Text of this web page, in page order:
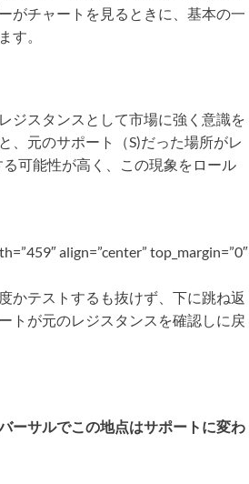
がチャートを見るときに、基本の一
す。
ジスタンスとして市場に強く意識を
、元のサポート（S)だった場所がレ
可能性が高く、この現象をロール
align=”center” top_margin=”0″
かテストするも抜けず、下に跳ね返
トが元のレジスタンスを確認しに戻
ーサルでこの地点はサポートに変わ